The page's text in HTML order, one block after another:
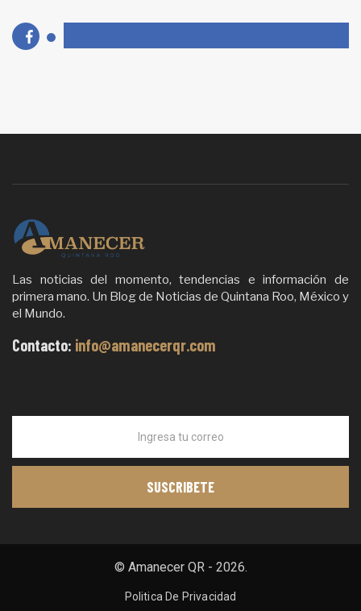
Las noticias del momento, tendencias e información de
primera mano. Un Blog de Noticias de Quintana Roo, México y
el Mundo.
Contacto: info@amanecerqr.com
© Amanecer QR - 2026.
Politica De Privacidad